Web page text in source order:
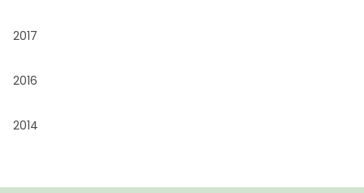
2017
2016
2014